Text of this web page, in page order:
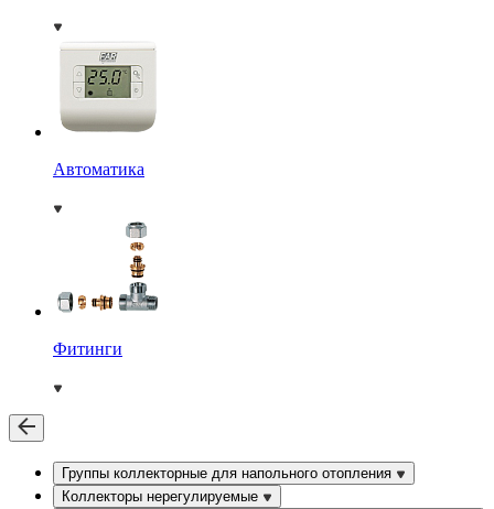
Автоматика
Фитинги
Группы коллекторные для напольного отопления
Коллекторы нерегулируемые